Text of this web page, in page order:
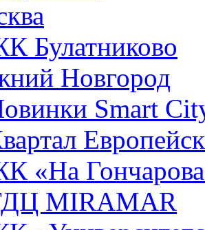
Булатниково
Новгород
Smart
«На
MIRAMAR